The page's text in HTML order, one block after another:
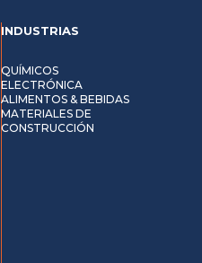
INDUSTRIAS
QUÍMICOS
ELECTRÓNICA
ALIMENTOS & BEBIDAS
MATERIALES DE
CONSTRUCCIÓN